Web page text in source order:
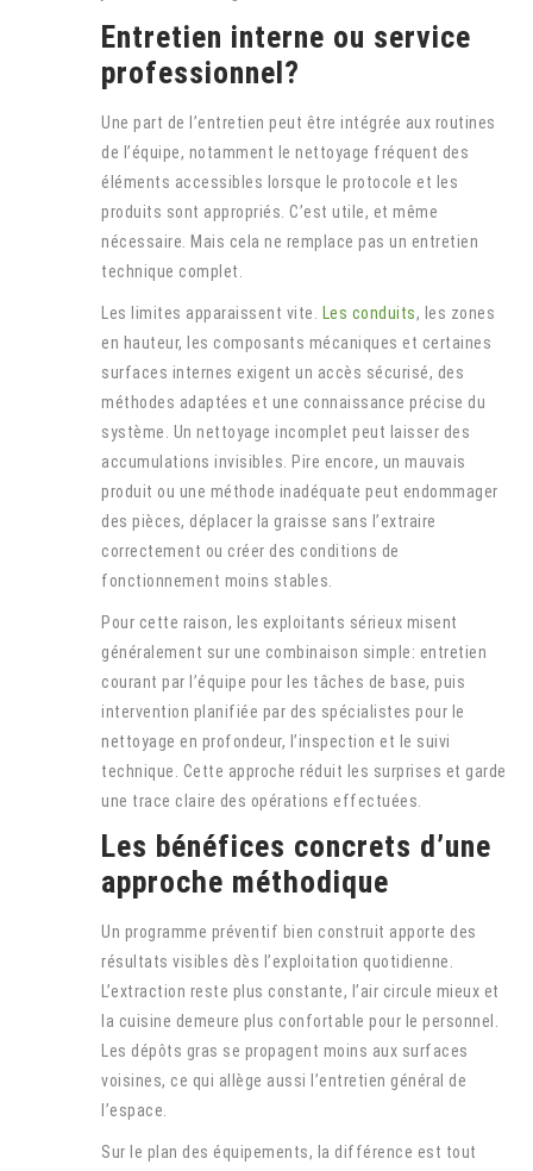
Entretien interne ou service
professionnel?
Une part de l’entretien peut être intégrée aux routines
de l’équipe, notamment le nettoyage fréquent des
éléments accessibles lorsque le protocole et les
produits sont appropriés. C’est utile, et même
nécessaire. Mais cela ne remplace pas un entretien
technique complet.
Les limites apparaissent vite. Les conduits, les zones
en hauteur, les composants mécaniques et certaines
surfaces internes exigent un accès sécurisé, des
méthodes adaptées et une connaissance précise du
système. Un nettoyage incomplet peut laisser des
accumulations invisibles. Pire encore, un mauvais
produit ou une méthode inadéquate peut endommager
des pièces, déplacer la graisse sans l’extraire
correctement ou créer des conditions de
fonctionnement moins stables.
Pour cette raison, les exploitants sérieux misent
généralement sur une combinaison simple: entretien
courant par l’équipe pour les tâches de base, puis
intervention planifiée par des spécialistes pour le
nettoyage en profondeur, l’inspection et le suivi
technique. Cette approche réduit les surprises et garde
une trace claire des opérations effectuées.
Les bénéfices concrets d’une
approche méthodique
Un programme préventif bien construit apporte des
résultats visibles dès l’exploitation quotidienne.
L’extraction reste plus constante, l’air circule mieux et
la cuisine demeure plus confortable pour le personnel.
Les dépôts gras se propagent moins aux surfaces
voisines, ce qui allège aussi l’entretien général de
l’espace.
Sur le plan des équipements, la différence est tout